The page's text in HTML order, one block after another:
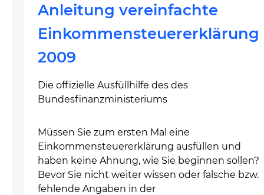
Anleitung vereinfachte
Einkommensteuererklärung
2009
Die offizielle Ausfüllhilfe des des
Bundesfinanzministeriums
Müssen Sie zum ersten Mal eine
Einkommensteuererklärung ausfüllen und
haben keine Ahnung, wie Sie beginnen sollen?
Bevor Sie nicht weiter wissen oder falsche bzw.
fehlende Angaben in der